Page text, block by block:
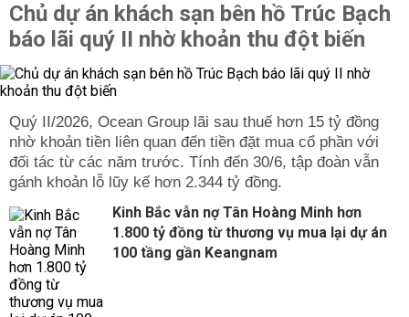
Chủ dự án khách sạn bên hồ Trúc Bạch
báo lãi quý II nhờ khoản thu đột biến
Quý II/2026, Ocean Group lãi sau thuế hơn 15 tỷ đồng
nhờ khoản tiền liên quan đến tiền đặt mua cổ phần với
đối tác từ các năm trước. Tính đến 30/6, tập đoàn vẫn
gánh khoản lỗ lũy kế hơn 2.344 tỷ đồng.
Kinh Bắc vẫn nợ Tân Hoàng Minh hơn
1.800 tỷ đồng từ thương vụ mua lại dự án
100 tầng gần Keangnam